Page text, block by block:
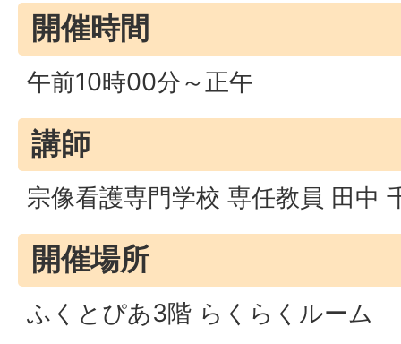
開催時間
午前10時00分～正午
講師
宗像看護専門学校 専任教員 田中
開催場所
ふくとぴあ3階 らくらくルーム